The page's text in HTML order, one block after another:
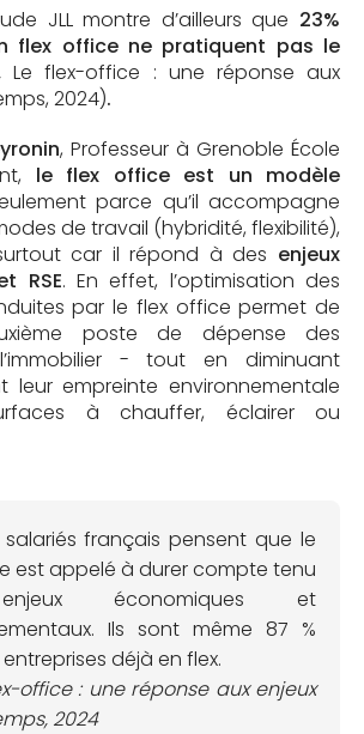
JLL montre d’ailleurs que 23%
flex office ne pratiquent pas le
Le flex-office : une réponse aux
2024).
, Professeur à Grenoble École
le flex office est un modèle
parce qu’il accompagne
de travail (hybridité, flexibilité),
car il répond à des enjeux
RSE. En effet, l’optimisation des
par le flex office permet de
poste de dépense des
- tout en diminuant
leur empreinte environnementale
à chauffer, éclairer ou
salariés français pensent que le
est appelé à durer compte tenu
économiques et
Ils sont même 87 %
déjà en flex.
office : une réponse aux enjeux
, 2024